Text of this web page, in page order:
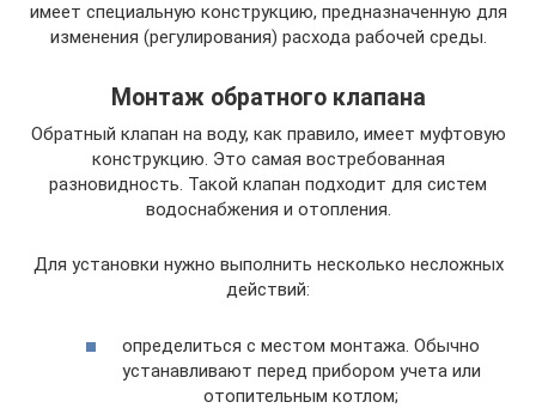
имеет специальную конструкцию, предназначенную для
изменения (регулирования) расхода рабочей среды.
Монтаж обратного клапана
Обратный клапан на воду, как правило, имеет муфтовую
конструкцию. Это самая востребованная
разновидность. Такой клапан подходит для систем
водоснабжения и отопления.
Для установки нужно выполнить несколько несложных
действий:
определиться с местом монтажа. Обычно
устанавливают перед прибором учета или
отопительным котлом;